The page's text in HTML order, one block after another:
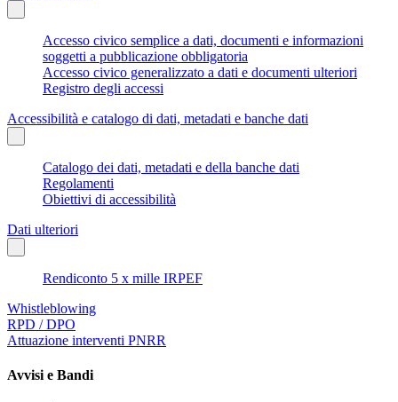
Accesso civico semplice a dati, documenti e informazioni
soggetti a pubblicazione obbligatoria
Accesso civico generalizzato a dati e documenti ulteriori
Registro degli accessi
Accessibilità e catalogo di dati, metadati e banche dati
Catalogo dei dati, metadati e della banche dati
Regolamenti
Obiettivi di accessibilità
Dati ulteriori
Rendiconto 5 x mille IRPEF
Whistleblowing
RPD / DPO
Attuazione interventi PNRR
Avvisi e Bandi